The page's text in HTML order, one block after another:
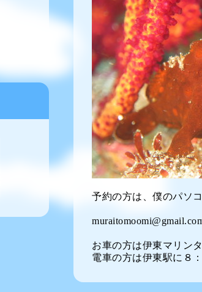
予約の方は、僕のパソ
お車の方は伊東マリン
電車の方は伊東駅に８